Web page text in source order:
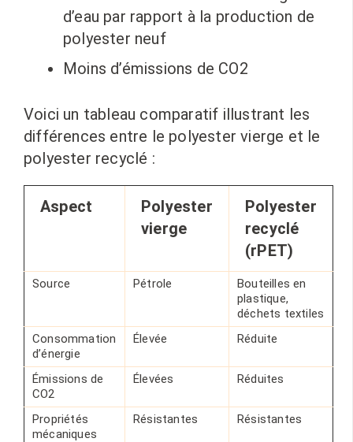
d’eau par rapport à la production de
polyester neuf
Moins d’émissions de CO2
Voici un tableau comparatif illustrant les
différences entre le polyester vierge et le
polyester recyclé :
Aspect
Polyester
vierge
Polyester
recyclé
(rPET)
Source Pétrole
Bouteilles en
plastique,
déchets textiles
Consommation
d’énergie
Élevée Réduite
Émissions de
CO2
Élevées Réduites
Propriétés
mécaniques
Résistantes Résistantes